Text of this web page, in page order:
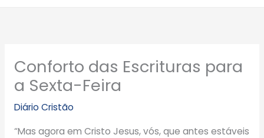
Conforto das Escrituras para
a Sexta-Feira
Diário Cristão
“Mas agora em Cristo Jesus, vós, que antes estáveis